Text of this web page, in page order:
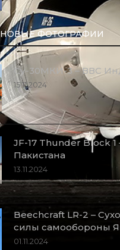
НОВЫЕ ФОТОГРАФИИ
Су-30МКИ-3 – ВВС
15.11.2024
JF-17 Thunder Block 1
Пакистана
13.11.2024
Beechcraft LR-2 –
силы самообороны
01.11.2024